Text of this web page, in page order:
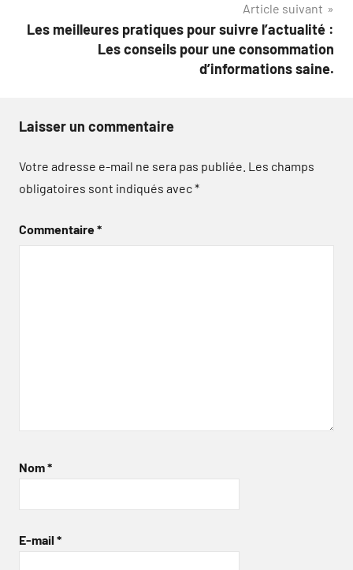
Article suivant
Les meilleures pratiques pour suivre l’actualité :
Les conseils pour une consommation
d’informations saine.
Laisser un commentaire
Votre adresse e-mail ne sera pas publiée. Les champs
obligatoires sont indiqués avec*
Commentaire*
Nom*
E-mail *